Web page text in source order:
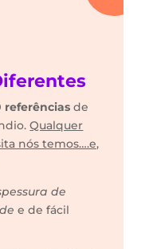
referências de
Qualquer
nós temos….e,
de
e de fácil